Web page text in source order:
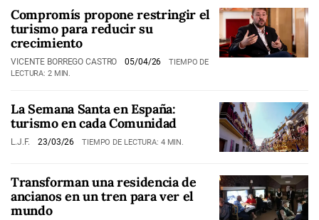
Compromís propone restringir el
turismo para reducir su
crecimiento
VICENTE BORREGO CASTRO 05/04/26
TIEMPO DE
LECTURA: 2 MIN.
La Semana Santa en España:
turismo en cada Comunidad
L.J.F. 23/03/26 TIEMPO DE LECTURA: 4 MIN.
Transforman una residencia de
ancianos en un tren para ver el
mundo